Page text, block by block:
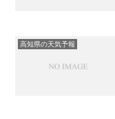
高知県の天気予報